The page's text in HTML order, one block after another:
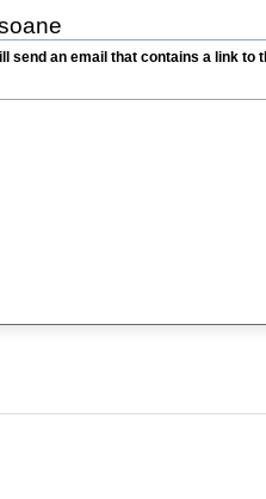
send an email that contains a link to